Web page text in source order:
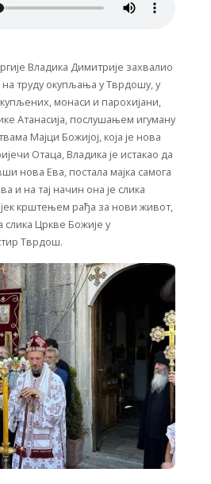
Владика Димитрије захвалио
труду окупљања у Тврдошу, у
монаси и парохијани,
Атанасија, послушањем игуману
Мајци Божијој, која је нова
Отаца, Владика је истакао да
нова Ева, постала мајка самога
и на тај начин она је слика
крштењем рађа за нови живот,
слика Цркве Божије у
Тврдош.